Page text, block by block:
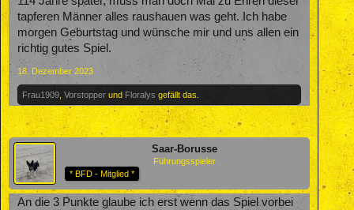
tapferen Männer alles raushauen was geht. Ich habe
morgen Geburtstag und wünsche mir und uns allen ein
richtig gutes Spiel.
18. Dezember 2023
Frau1909 Vorstopper und Floralys gefällt das.
Saar-Borusse
Führungsspieler
* BFD - Mitglied *
An die 3 Punkte glaube ich erst wenn das Spiel vorbei